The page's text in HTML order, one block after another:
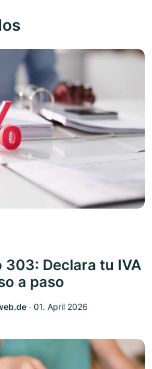
303: Declara tu IVA
a paso
‧ 01. April 2026